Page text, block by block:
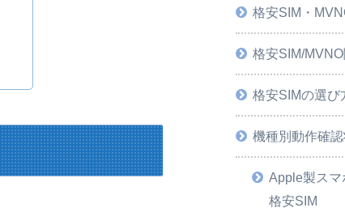
格安SIM・
格安SIM/
格安SIMの選び
機種別動作確認
Apple製スマ
格安SIM